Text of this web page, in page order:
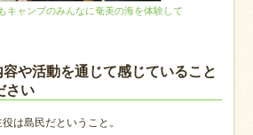
キャンプのみんなに奄美の海を体験して
容や活動を通じて感じていること
さい
は島民だということ。